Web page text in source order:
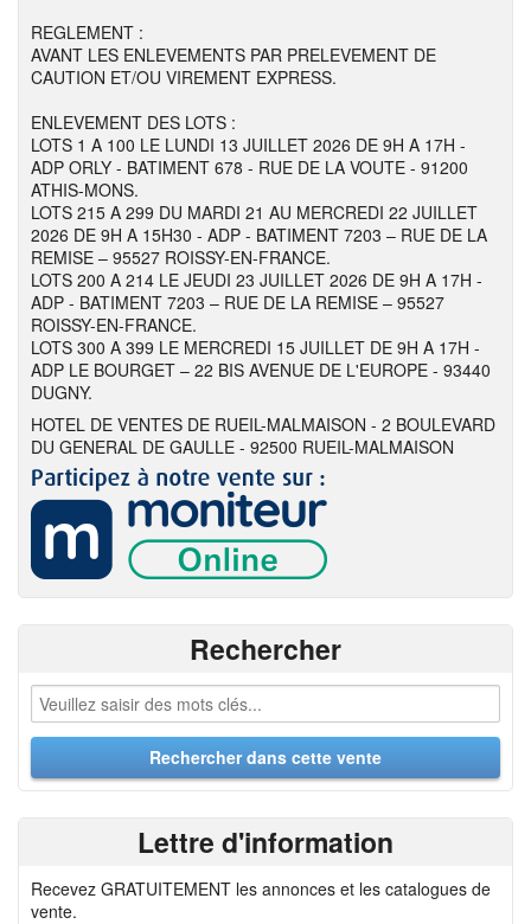
REGLEMENT :
AVANT LES ENLEVEMENTS PAR PRELEVEMENT DE
CAUTION ET/OU VIREMENT EXPRESS.
ENLEVEMENT DES LOTS :
LOTS 1 A 100 LE LUNDI 13 JUILLET 2026 DE 9H A 17H -
ADP ORLY - BATIMENT 678 - RUE DE LA VOUTE - 91200
ATHIS-MONS.
LOTS 215 A 299 DU MARDI 21 AU MERCREDI 22 JUILLET
2026 DE 9H A 15H30 - ADP - BATIMENT 7203 – RUE DE LA
REMISE – 95527 ROISSY-EN-FRANCE.
LOTS 200 A 214 LE JEUDI 23 JUILLET 2026 DE 9H A 17H -
ADP - BATIMENT 7203 – RUE DE LA REMISE – 95527
ROISSY-EN-FRANCE.
LOTS 300 A 399 LE MERCREDI 15 JUILLET DE 9H A 17H -
ADP LE BOURGET – 22 BIS AVENUE DE L'EUROPE - 93440
DUGNY.
HOTEL DE VENTES DE RUEIL-MALMAISON - 2 BOULEVARD
DU GENERAL DE GAULLE - 92500 RUEIL-MALMAISON
Rechercher
Lettre d'information
Recevez GRATUITEMENT les annonces et les catalogues de
vente.